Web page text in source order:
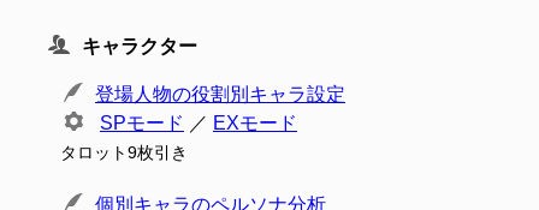
キャラクター
登場人物の役割別キャラ設定
SPモード ／ EXモード
タロット9枚引き
個別キャラのペルソナ分析